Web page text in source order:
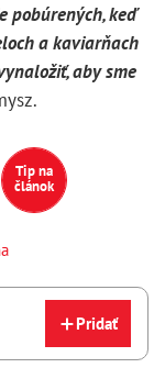
pobúrených, keď
a kaviarňach
aby sme
Tip na
článok
Pridať